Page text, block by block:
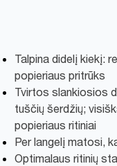
Talpina didelį kiekį:
popieriaus pritrūks
Tvirtos slankiosios
tuščių šerdžių;
popieriaus ritiniai
Per langelį matosi,
Optimalaus ritinių